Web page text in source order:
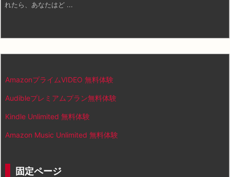
れたら、あなたはど ...
AmazonプライムVIDEO 無料体験
Audibleプレミアムプラン無料体験
Kindle Unlimited 無料体験
Amazon Music Unlimited 無料体験
固定ページ